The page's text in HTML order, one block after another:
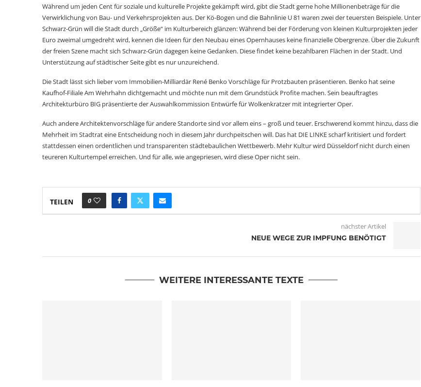
Während um jeden Cent für soziale und kulturelle Projekte gekämpft wird, gibt die Stadt gerne hohe Millionenbeträge für die
Verwirklichung von Bau- und Verkehrsprojekten aus. Der Kö-Bogen und die Bahnlinie U 81 waren zwei der teuersten Beispiele. Unter
Schwarz-Grün will die Stadt durch „Größe“ im Kulturbereich glänzen: Während bei der Förderung von kleinen Kulturprojekten jeder
Euro zweimal umgedreht wird, kennen die Ideen für den Neubau eines Opernhauses keine finanzielle Obergrenze. Über die Zukunft
der freien Szene macht sich Schwarz-Grün dagegen keine Gedanken. Diese findet keine bezahlbaren Flächen in der Stadt. Und
Unterstützung auf städtischer Seite gibt es nur unzureichend.
Die Stadt lässt sich lieber vom Immobilien-Milliardär René Benko Vorschläge für Protzbauten präsentieren. Benko hat seine
Kaufhof-Filiale Am Wehrhahn dichtgemacht und möchte nun mit dem Grundstück Profite machen. Sein beauftragtes
Architekturbüro BIG präsentierte der Auswahlkommission Entwürfe für Wolken­kratzer mit integrierter Oper.
Auch andere Architektenvorschläge für andere Standorte sind vor allem eins – groß und teuer. Erschwerend kommt hinzu, dass die
Mehrheit im Stadtrat eine Entscheidung noch in diesem Jahr durchpeitschen will. Das hat DIE LINKE scharf kritisiert und fordert
stattdessen einen ordentlichen und transparenten städtebaulichen Wettbewerb. Mehr Kultur wird Düsseldorf nicht durch einen
teureren Kulturtempel erreichen. Und für alle, wie angepriesen, wird diese Oper nicht sein.
TEILEN 0
nächster Artikel
NEUE WEGE ZUR IMPFUNG BENÖTIGT
WEITERE INTERESSANTE TEXTE